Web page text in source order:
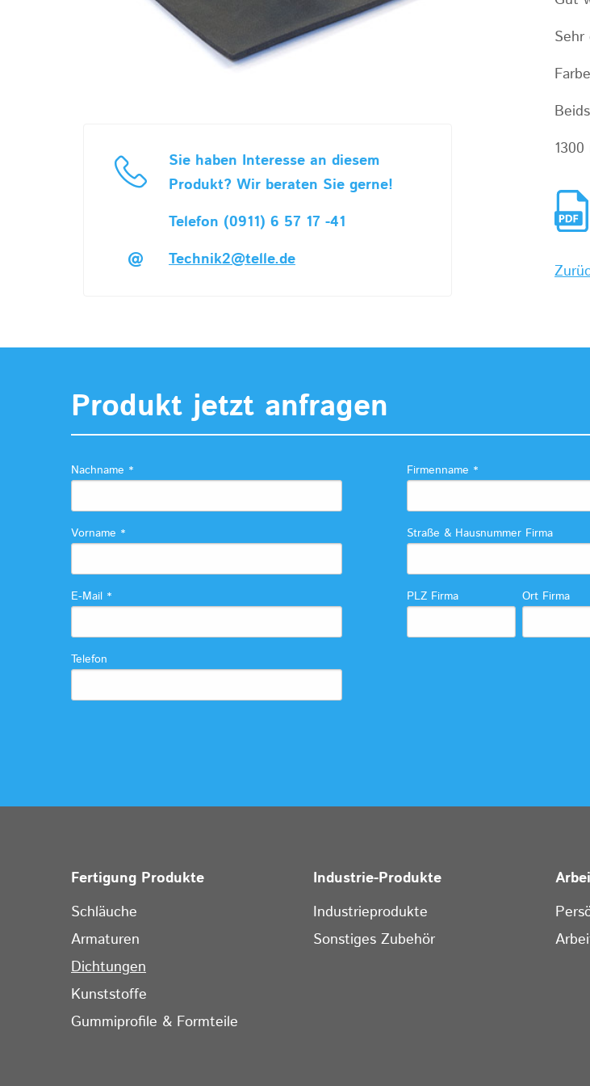
Sie haben Interesse an diesem
Produkt? Wir beraten Sie gerne!
Telefon (0911) 6 57 17 -41
Technik2@telle.de
Sehr
Produkt jetzt anfragen
Nachname *
Vorname *
E-Mail *
Telefon
Firmenname *
Straße & Hausnummer Firma
PLZ Firma Ort Firma
Fertigung Produkte
Schläuche
Armaturen
Dichtungen
Kunststoffe
Gummiprofile & Formteile
Industrie-Produkte
Industrieprodukte
Sonstiges Zubehör